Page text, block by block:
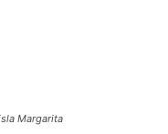
Margarita